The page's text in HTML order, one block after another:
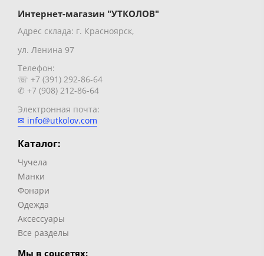
Интернет-магазин "УТКОЛОВ"
Адрес склада: г. Красноярск,
ул. Ленина 97
Телефон:
☏ +7 (391) 292-86-64
✆ +7 (908) 212-86-64
Электронная почта:
✉ info@utkolov.com
Каталог:
Чучела
Манки
Фонари
Одежда
Аксессуары
Все разделы
Мы в соцсетях: